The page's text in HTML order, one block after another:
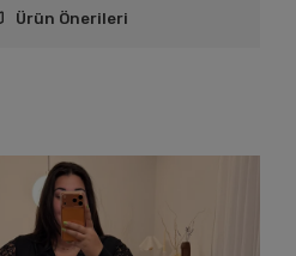
Ürün Önerileri